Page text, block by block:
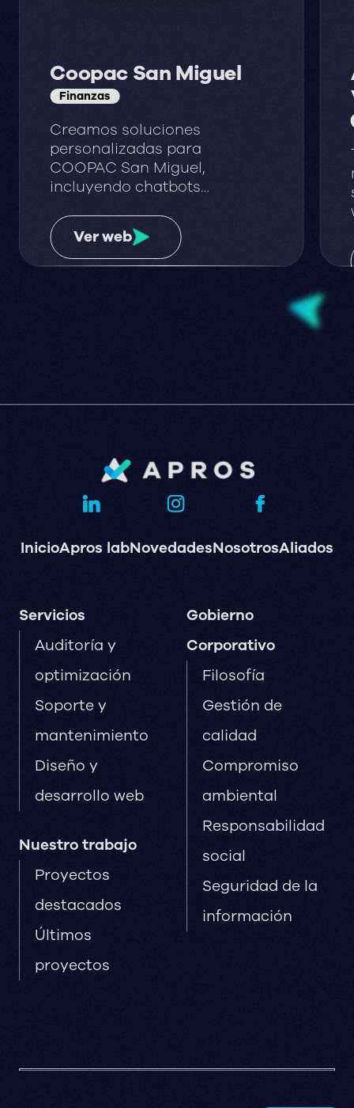
Coopac San Miguel
Finanzas
Creamos soluciones
personalizadas para
COOPAC San Miguel,
incluyendo chatbots
formularios de árbol de
decisiones.
Ver web
InicioApros labNovedadesNosotrosAliados
Servicios
Auditoría y
optimización
Soporte y
mantenimiento
Diseño y
desarrollo web
Nuestro trabajo
Proyectos
destacados
Últimos
proyectos
Gobierno
Corporativo
Filosofía
Gestión de
calidad
Compromiso
ambiental
Responsabilidad
social
Seguridad de la
información